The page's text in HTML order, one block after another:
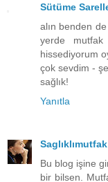
Sütüme
alın benden
yerde
hissediyorum
çok sevdim -
sağlık!
Yanıtla
Saglıklımutfak
Bu blog işine
bir bilsen.